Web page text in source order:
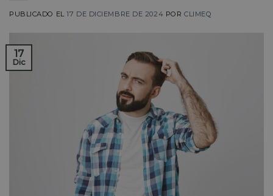
PUBLICADO EL17 DE DICIEMBRE DE 2024 POR CLIMEQ
17
Dic